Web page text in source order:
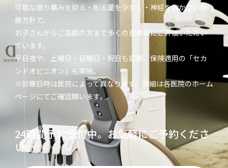
可能な限り痛みを抑え・削る量を少なく・神経を抜かない治
療方針で、
お子さんからご高齢の方まで多くの患者様にご評価いただい
ています。
平日夜や、土曜日・日曜日・祝日も診療。保険適用の「セカ
ンドオピニオン」も実施。
※診療日時は医院によって異なります。詳細は各医院のホーム
ページにてご確認願います。
24時間予約受付中。お気軽にご予約くださ
い。